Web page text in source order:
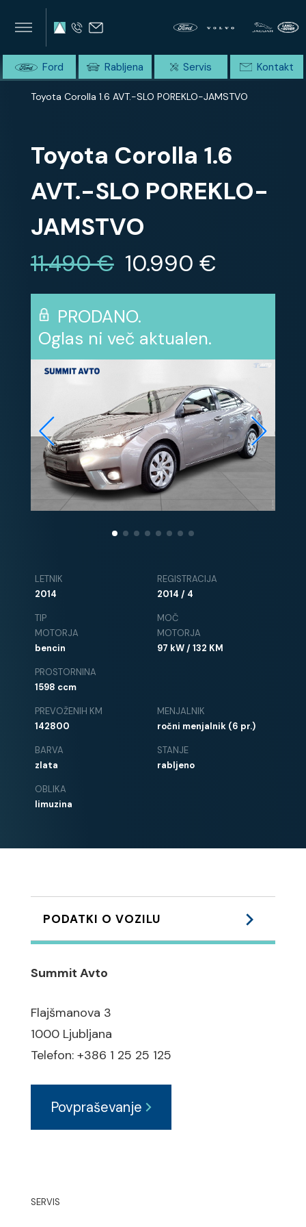
SUMMIT AVTO
Home
Domov
Celotna ponudba
Toyota Corolla 1.6 AVT.-SLO POREKLO-JAMSTVO
Toyota Corolla 1.6
AVT.-SLO POREKLO-
JAMSTVO
11.490 € 10.990 €
PRODANO.
Oglas ni več aktualen.
LETNIK
2014
REGISTRACIJA
2014 / 4
TIP
MOTORJA
bencin
MOČ
MOTORJA
97 kW / 132 KM
PROSTORNINA
1598 ccm
PREVOŽENIH KM
142800
MENJALNIK
ročni menjalnik (6 pr.)
BARVA
zlata
STANJE
rabljeno
OBLIKA
limuzina
PODATKI O VOZILU
ESP elektronski program
ASR regulacija zdrsa pogonskih
koles
Summit Avto
Flajšmanova 3
1000 Ljubljana
Telefon: +386 1 25 25 125
Povpraševanje
Pošlji povpraševanje
SERVIS
Ford Rabljena Servis Kontakt
×
×